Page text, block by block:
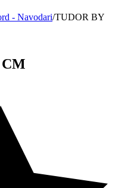
- Navodari/TUDOR BY